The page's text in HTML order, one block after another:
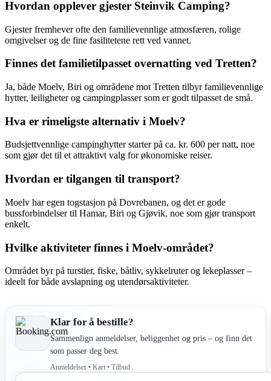
Hvordan opplever gjester Steinvik Camping?
Gjester fremhever ofte den familievennlige atmosfæren, rolige
omgivelser og de fine fasilitetene rett ved vannet.
Finnes det familietilpasset overnatting ved Tretten?
Ja, både Moelv, Biri og områdene mot Tretten tilbyr familievennlige
hytter, leiligheter og campingplasser som er godt tilpasset de små.
Hva er rimeligste alternativ i Moelv?
Budsjettvennlige campinghytter starter på ca. kr. 600 per natt, noe
som gjør det til et attraktivt valg for økonomiske reiser.
Hvordan er tilgangen til transport?
Moelv har egen togstasjon på Dovrebanen, og det er gode
bussforbindelser til Hamar, Biri og Gjøvik, noe som gjør transport
enkelt.
Hvilke aktiviteter finnes i Moelv-området?
Området byr på turstier, fiske, båtliv, sykkelruter og lekeplasser –
ideelt for både avslapning og utendørsaktiviteter.
Klar for å bestille?
Sammenlign anmeldelser, beliggenhet og pris – og finn det
som passer deg best.
Anmeldelser • Kart • Tilbud